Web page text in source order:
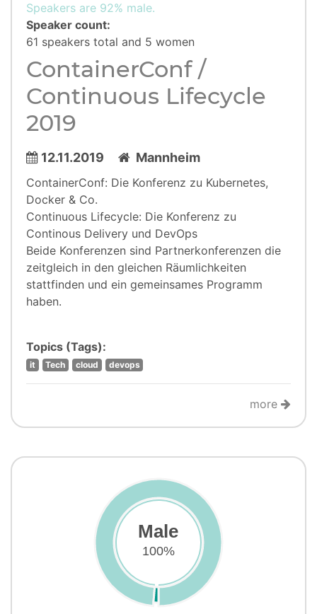
Speakers are 92% male.
Speaker count:
61 speakers total and 5 women
ContainerConf /
Continuous Lifecycle
2019
12.11.2019 Mannheim
ContainerConf: Die Konferenz zu Kubernetes,
Docker & Co.
Continuous Lifecycle: Die Konferenz zu
Continous Delivery und DevOps
Beide Konferenzen sind Partnerkonferenzen die
zeitgleich in den gleichen Räumlichkeiten
stattfinden und ein gemeinsames Programm
haben.
Topics (Tags):
it Tech cloud devops
more
Male
100%